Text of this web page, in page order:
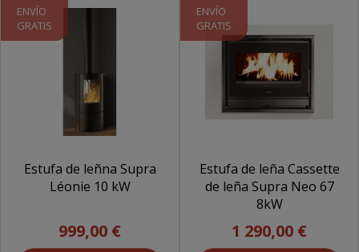
ENVÍO
GRATIS
Estufa de leñna Supra
Léonie 10 kW
999,00 €
ENVÍO
GRATIS
Estufa de leña Cassette
de leña Supra Neo 67
8kW
1 290,00 €